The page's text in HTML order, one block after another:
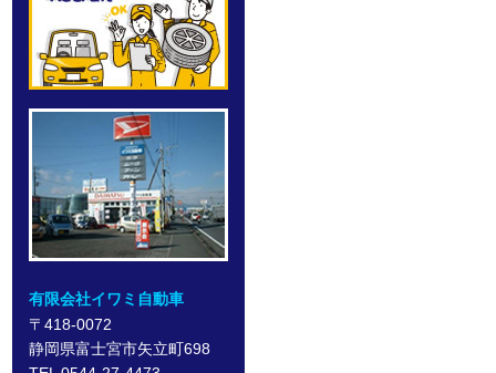
有限会社イワミ自動車
〒418-0072
静岡県富士宮市矢立町698